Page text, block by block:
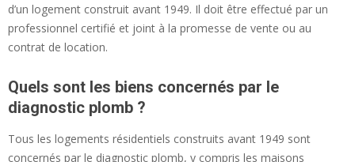
d’un logement construit avant 1949. Il doit être effectué par un
professionnel certifié et joint à la promesse de vente ou au
contrat de location.
Quels sont les biens concernés par le
diagnostic plomb ?
Tous les logements résidentiels construits avant 1949 sont
concernés par le diagnostic plomb, y compris les maisons